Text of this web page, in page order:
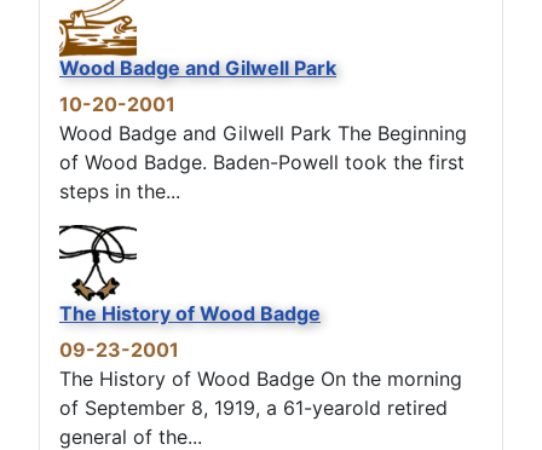
Wood Badge and Gilwell Park
10-20-2001
Wood Badge and Gilwell Park The Beginning
of Wood Badge. Baden-Powell took the first
steps in the...
The History of Wood Badge
09-23-2001
The History of Wood Badge On the morning
of September 8, 1919, a 61-yearold retired
general of the...